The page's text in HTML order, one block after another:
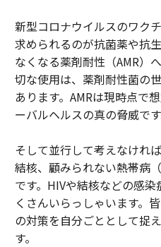
新型コロナウイルスのワク
求められるのが抗菌薬や抗
なくなる薬剤耐性（AMR）
切な使用は、薬剤耐性菌の
あります。AMRは現時点で
ーバルヘルスの真の脅威です
そして並行して考えなけれ
結核、顧みられない熱帯病
です。HIVや結核などの感
くさんいらっしゃいます。
の対策を自分ごととして捉
す。